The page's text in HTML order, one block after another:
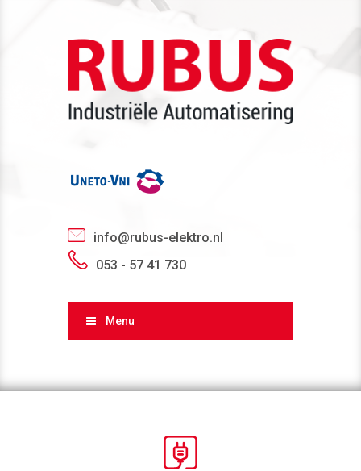
info@rubus-elektro.nl
053 - 57 41 730
Menu